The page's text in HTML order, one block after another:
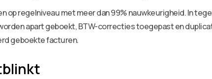
op regelniveau met meer dan 99% nauwkeurigheid. In
apart geboekt, BTW-correcties toegepast en
geboekte facturen.